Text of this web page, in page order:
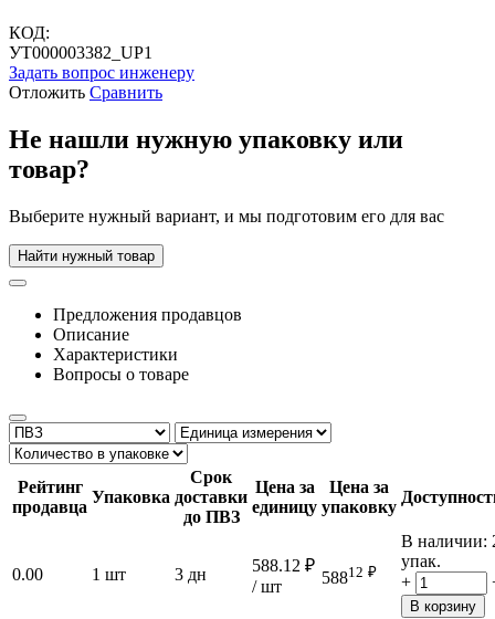
КОД:
УТ000003382_UP1
Задать вопрос инженеру
Отложить Сравнить
Не нашли нужную упаковку или
товар?
Выберите нужный вариант, и мы подготовим его для вас
Найти нужный товар
Предложения продавцов
Описание
Характеристики
Вопросы о товаре
Рейтинг
продавца
Упаковка
Срок
доставки
до ПВЗ
Цена за
единицу
Цена за
упаковку
0.00 1 шт 3 дн 588.12 ₽
/ шт
58812 ₽
В наличии:
упак.
+
В корзину